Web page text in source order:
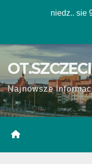
niedz.. sie
Najnowsze